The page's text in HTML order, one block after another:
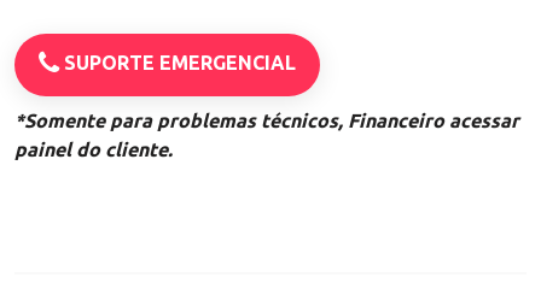
SUPORTE EMERGENCIAL
*Somente para problemas técnicos, Financeiro acessar
painel do cliente.